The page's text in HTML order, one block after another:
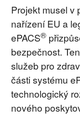
Projekt musel v
nařízení EU a
ePACS®
bezpečnost.
služeb pro
části systému
technologický
nového